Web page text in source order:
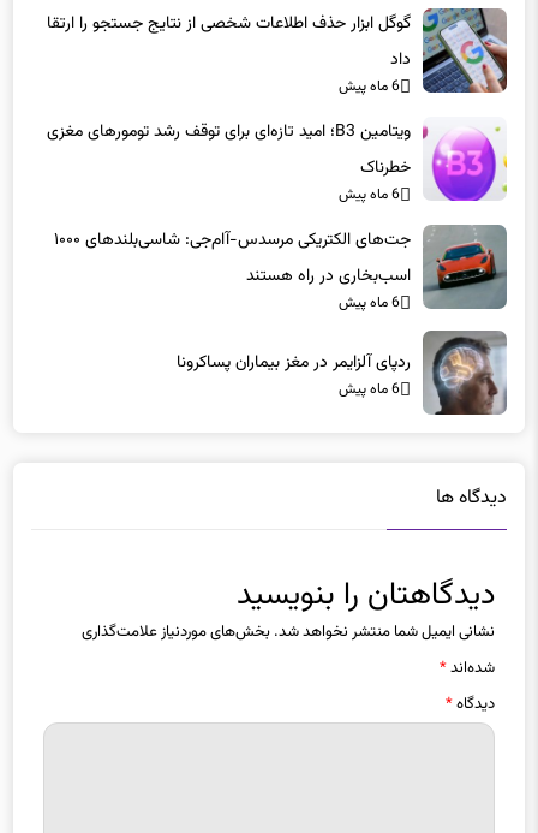
گوگل ابزار حذف اطلاعات شخصی از نتایج جستجو را ارتقا
داد
6 ماه پیش
ویتامین B3؛ امید تازه‌ای برای توقف رشد تومورهای مغزی
خطرناک
6 ماه پیش
جت‌های الکتریکی مرسدس-آام‌جی: شاسی‌بلندهای ۱۰۰۰
اسب‌بخاری در راه هستند
6 ماه پیش
ردپای آلزایمر در مغز بیماران پساکرونا
6 ماه پیش
دیدگاه ها
دیدگاهتان را بنویسید
نشانی ایمیل شما منتشر نخواهد شد. بخش‌های موردنیاز علامت‌گذاری
شده‌اند*
دیدگاه*